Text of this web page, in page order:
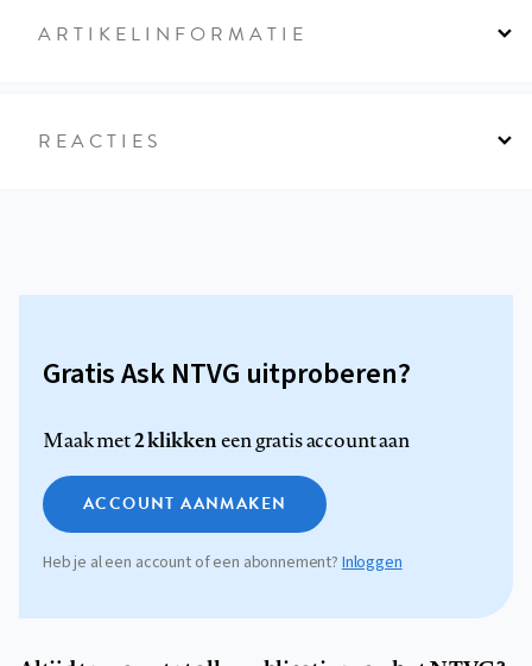
ARTIKELINFORMATIE
REACTIES
Gratis Ask NTVG uitproberen?
Maak met2 klikkeneen gratis account aan
ACCOUNT AANMAKEN
Heb je al een account of een abonnement?Inloggen